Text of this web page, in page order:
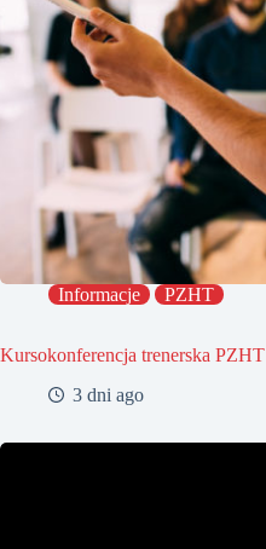
Informacje PZHT
Kursokonferencja trenerska PZHT
3 dni ago